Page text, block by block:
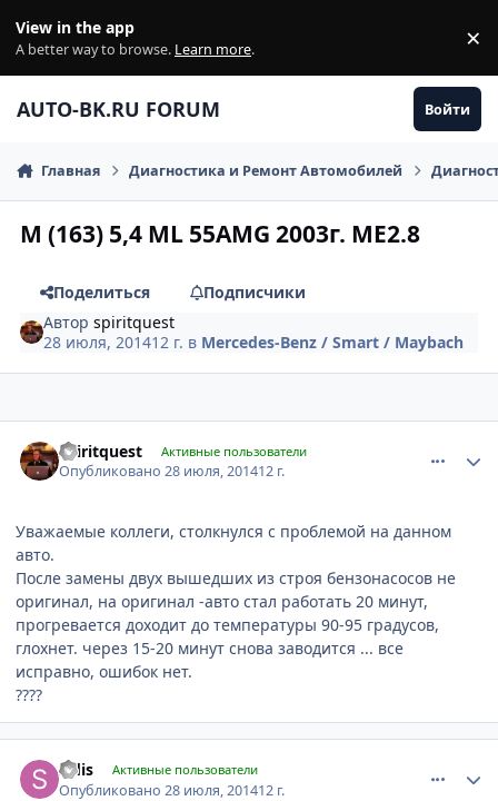
View in the app
A better way to browse. Learn more. ×
AUTO-BK.RU FORUM Войти
Главная Диагностика и Ремонт Автомобилей
M (163) 5,4 ML 55AMG 2003г. ME2.8
Поделиться
Подписчики
Авторspiritquest
28 июля, 201412 г. в Mercedes-Benz / Smart / Maybach
spiritquest Активные пользователи
Опубликовано28 июля, 201412 г.
Уважаемые коллеги, столкнулся с проблемой на данном
авто.
После замены двух вышедших из строя бензонасосов не
оригинал, на оригинал -авто стал работать 20 минут,
прогревается доходит до температуры 90-95 градусов,
глохнет. через 15-20 минут снова заводится ... все
исправно, ошибок нет.
????
sidis Активные пользователи
Опубликовано28 июля, 201412 г.